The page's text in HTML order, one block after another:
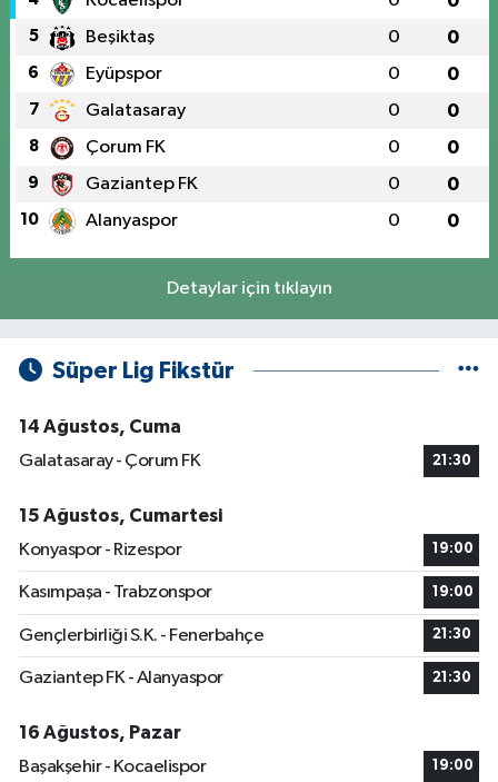
5 Beşiktaş 0 0
6 Eyüpspor 0 0
7 Galatasaray 0 0
8 Çorum FK 0 0
9 Gaziantep FK 0 0
10 Alanyaspor 0 0
Detaylar için tıklayın
Süper Lig Fikstür
14 Ağustos, Cuma
Galatasaray - Çorum FK
21:30
15 Ağustos, Cumartesi
Konyaspor - Rizespor
19:00
Kasımpaşa - Trabzonspor 19:00
Gençlerbirliği S.K. - Fenerbahçe 21:30
Gaziantep FK - Alanyaspor 21:30
16 Ağustos, Pazar
Başakşehir - Kocaelispor
19:00